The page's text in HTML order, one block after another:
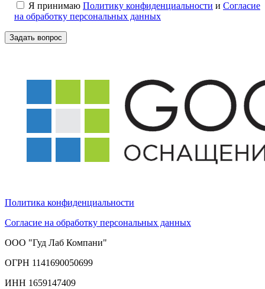
Я принимаю Политику конфиденциальности и Согласие
на обработку персональных данных
Политика конфиденциальности
Согласие на обработку персональных данных
ООО "Гуд Лаб Компани"
ОГРН 1141690050699
ИНН 1659147409